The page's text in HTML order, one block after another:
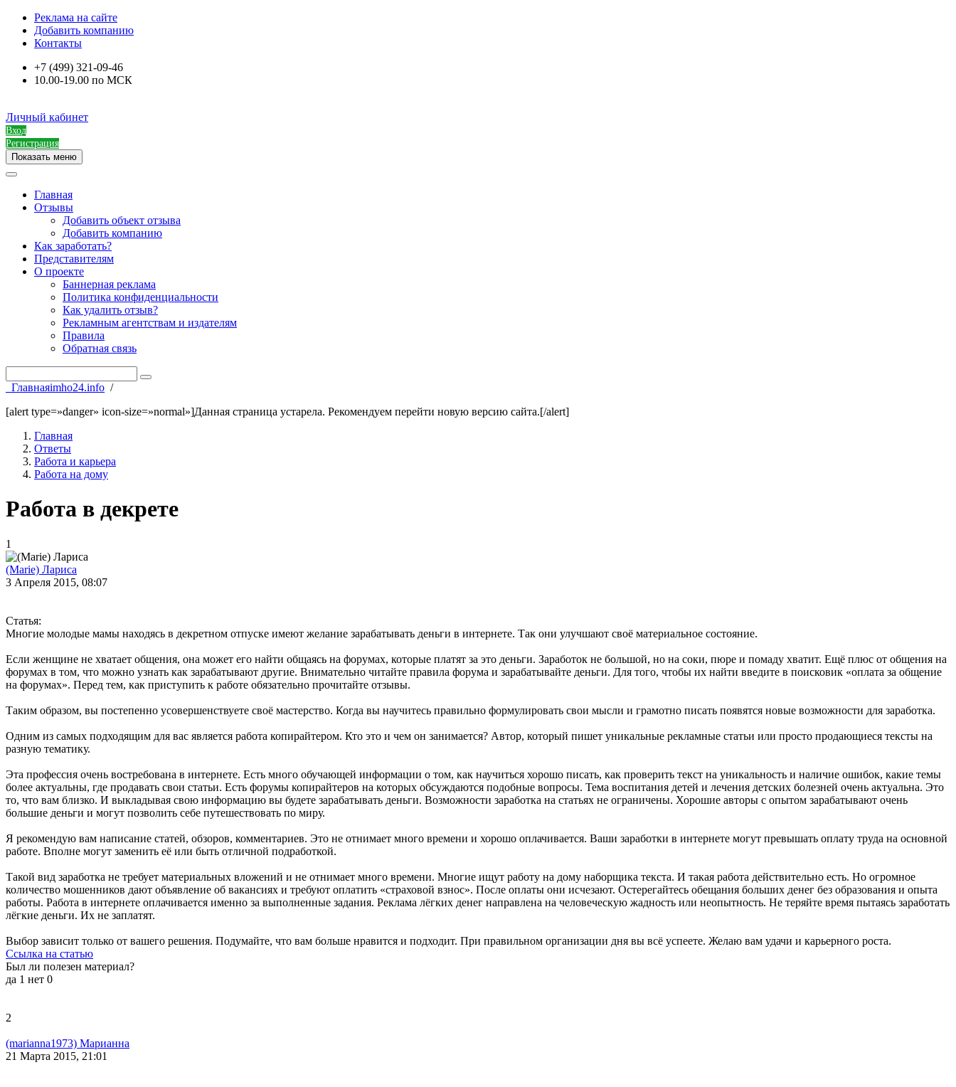
Реклама на сайте
Добавить компанию
Контакты
+7 (499) 321-09-46
10.00-19.00 по МСК
Личный кабинет
Вход
Регистрация
Показать меню
Главная
Отзывы
Добавить объект отзыва
Добавить компанию
Как заработать?
Представителям
О проекте
Баннерная реклама
Политика конфиденциальности
Как удалить отзыв?
Рекламным агентствам и издателям
Правила
Обратная связь
Главнаяimho24.info /
[alert type=»danger» icon-size=»normal»]Данная страница устарела. Рекомендуем перейти новую версию сайта.[/alert]
Главная
Ответы
Работа и карьера
Работа на дому
Работа в декрете
1
(Marie) Лариса
3 Апреля 2015, 08:07
Статья:
Многие молодые мамы находясь в декретном отпуске имеют желание зарабатывать деньги в интернете. Так они улучшают своё материальное состояние.
Если женщине не хватает общения, она может его найти общаясь на форумах, которые платят за это деньги. Заработок не большой, но на соки, пюре и помаду хватит. Ещё плюс от общения на
форумах в том, что можно узнать как зарабатывают другие. Внимательно читайте правила форума и зарабатывайте деньги. Для того, чтобы их найти введите в поисковик «оплата за общение
на форумах». Перед тем, как приступить к работе обязательно прочитайте отзывы.
Таким образом, вы постепенно усовершенствуете своё мастерство. Когда вы научитесь правильно формулировать свои мысли и грамотно писать появятся новые возможности для заработка.
Одним из самых подходящим для вас является работа копирайтером. Кто это и чем он занимается? Автор, который пишет уникальные рекламные статьи или просто продающиеся тексты на
разную тематику.
Эта профессия очень востребована в интернете. Есть много обучающей информации о том, как научиться хорошо писать, как проверить текст на уникальность и наличие ошибок, какие темы
более актуальны, где продавать свои статьи. Есть форумы копирайтеров на которых обсуждаются подобные вопросы. Тема воспитания детей и лечения детских болезней очень актуальна. Это
то, что вам близко. И выкладывая свою информацию вы будете зарабатывать деньги. Возможности заработка на статьях не ограничены. Хорошие авторы с опытом зарабатывают очень
большие деньги и могут позволить себе путешествовать по миру.
Я рекомендую вам написание статей, обзоров, комментариев. Это не отнимает много времени и хорошо оплачивается. Ваши заработки в интернете могут превышать оплату труда на основной
работе. Вполне могут заменить её или быть отличной подработкой.
Такой вид заработка не требует материальных вложений и не отнимает много времени. Многие ищут работу на дому наборщика текста. И такая работа действительно есть. Но огромное
количество мошенников дают объявление об вакансиях и требуют оплатить «страховой взнос». После оплаты они исчезают. Остерегайтесь обещания больших денег без образования и опыта
работы. Работа в интернете оплачивается именно за выполненные задания. Реклама лёгких денег направлена на человеческую жадность или неопытность. Не теряйте время пытаясь заработать
лёгкие деньги. Их не заплатят.
Выбор зависит только от вашего решения. Подумайте, что вам больше нравится и подходит. При правильном организации дня вы всё успеете. Желаю вам удачи и карьерного роста.
Ссылка на статью
Был ли полезен материал?
да 1 нет 0
2
(marianna1973) Марианна
21 Марта 2015, 21:01